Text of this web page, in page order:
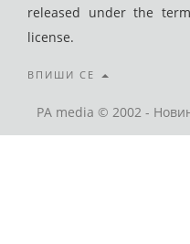
released under the
license.
ВПИШИ СЕ
PA media © 2002 -